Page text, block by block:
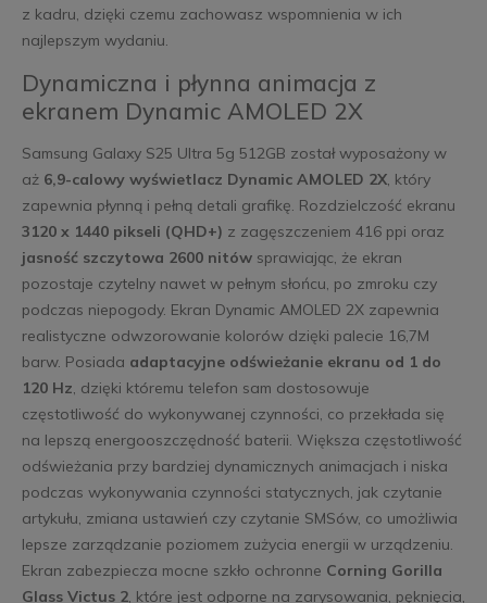
z kadru, dzięki czemu zachowasz wspomnienia w ich
najlepszym wydaniu.
Dynamiczna i płynna animacja z
ekranem Dynamic AMOLED 2X
Samsung Galaxy S25 Ultra 5g 512GB został wyposażony w
aż 6,9-calowy wyświetlacz Dynamic AMOLED 2X, który
zapewnia płynną i pełną detali grafikę. Rozdzielczość ekranu
3120 x 1440 pikseli (QHD+) z zagęszczeniem 416 ppi oraz
jasność szczytowa 2600 nitówsprawiając, że ekran
pozostaje czytelny nawet w pełnym słońcu, po zmroku czy
podczas niepogody. Ekran Dynamic AMOLED 2X zapewnia
realistyczne odwzorowanie kolorów dzięki palecie 16,7M
barw. Posiada adaptacyjne odświeżanie ekranu od 1 do
120 Hz, dzięki któremu telefon sam dostosowuje
częstotliwość do wykonywanej czynności, co przekłada się
na lepszą energooszczędność baterii. Większa częstotliwość
odświeżania przy bardziej dynamicznych animacjach i niska
podczas wykonywania czynności statycznych, jak czytanie
artykułu, zmiana ustawień czy czytanie SMSów, co umożliwia
lepsze zarządzanie poziomem zużycia energii w urządzeniu.
Ekran zabezpiecza mocne szkło ochronne Corning Gorilla
Glass Victus 2, które jest odporne na zarysowania, pęknięcia,